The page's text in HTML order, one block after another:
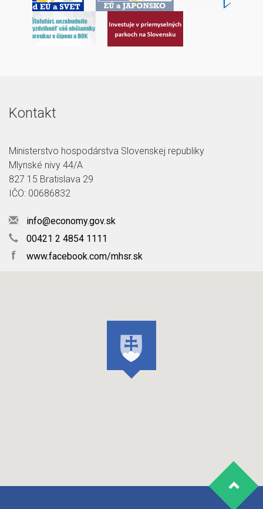
Kontakt
Ministerstvo hospodárstva Slovenskej republiky
Mlynské nivy 44/A
827 15 Bratislava 29
IČO: 00686832
info@economy.gov.sk
00421 2 4854 1111
f www.facebook.com/mhsr.sk